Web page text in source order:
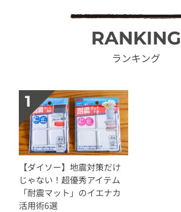
RANKING
ランキング
【ダイソー】地震対策だけ
じゃない！超優秀アイテム
「耐震マット」のイエナカ
活用術6選